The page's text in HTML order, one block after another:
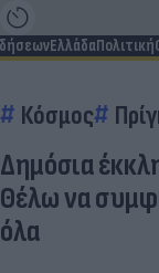
ΕλλάδαΠολιτική
Κόσμος
Δημόσια
Θέλω να
όλα